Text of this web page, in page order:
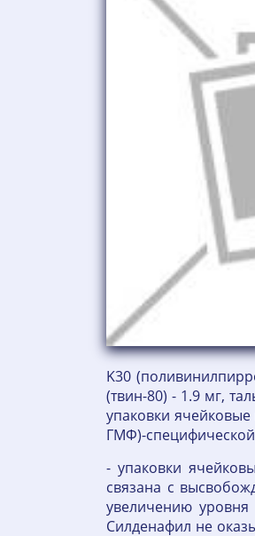
K30
(твин-80) - 1.9 мг,
упаковки
ГМФ)-
- упаковки
связана с
увеличению
Силденафил не